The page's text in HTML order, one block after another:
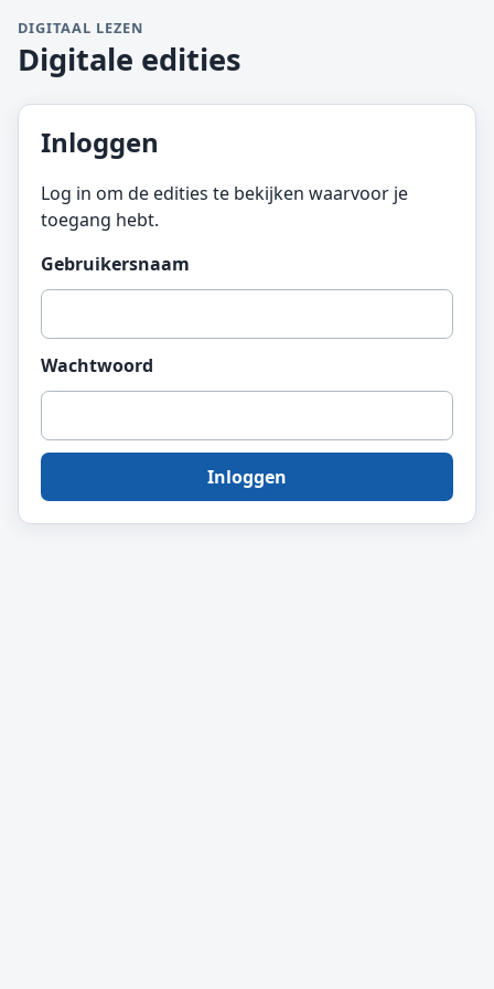
DIGITAAL LEZEN
Digitale edities
Inloggen
Log in om de edities te bekijken waarvoor je
toegang hebt.
Gebruikersnaam
Wachtwoord
Inloggen